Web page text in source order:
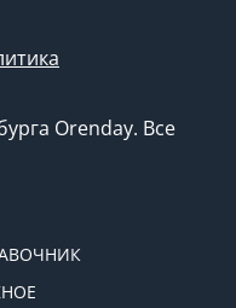
Orenday. Все